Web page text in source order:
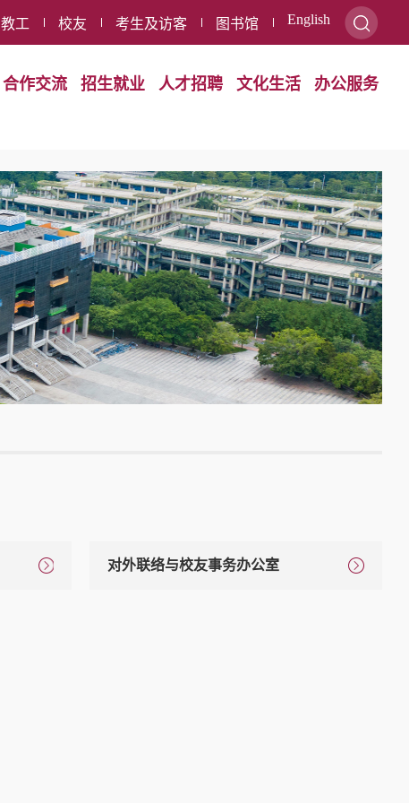
教工 校友 考生及访客 图书馆 English
合作交流 招生就业 人才招聘 文化生活 办公服务
对外联络与校友事务办公室